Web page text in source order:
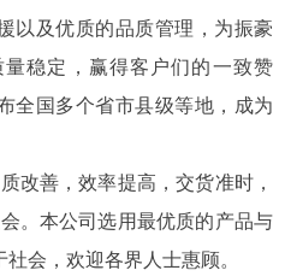
以及优质的品质管理，为振豪
稳定，赢得客户们的一致赞
全国多个省市县级等地，成为
善，效率提高，交货准时，
。本公司选用最优质的产品与
会，欢迎各界人士惠顾。